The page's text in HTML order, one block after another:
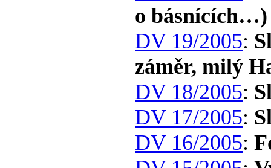
o básnících…)
DV 19/2005:
záměr, milý
DV 18/2005:
DV 17/2005:
DV 16/2005: